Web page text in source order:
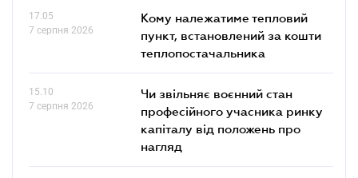
17.05
7 серпня 2026
Кому належатиме тепловий
пункт, встановлений за кошти
теплопостачальника
15.10
7 серпня 2026
Чи звільняє воєнний стан
професійного учасника ринку
капіталу від положень про
нагляд